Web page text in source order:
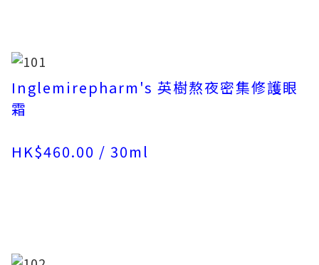
Inglemirepharm's 英樹熬夜密集修護眼
霜
HK$460.00 / 30ml